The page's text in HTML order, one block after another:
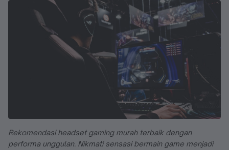
Rekomendasi headset gaming murah terbaik dengan
performa unggulan. Nikmati sensasi bermain game menjadi